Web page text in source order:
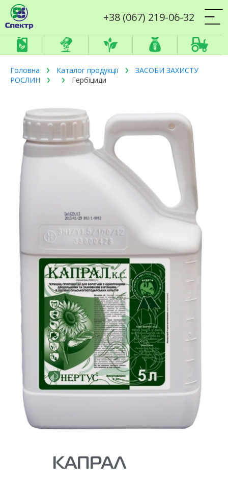
+38 (067) 219-06-32
Головна Каталог продукції
ЗАСОБИ ЗАХИСТУ
РОСЛИН
Гербіциди
КАПРАЛ